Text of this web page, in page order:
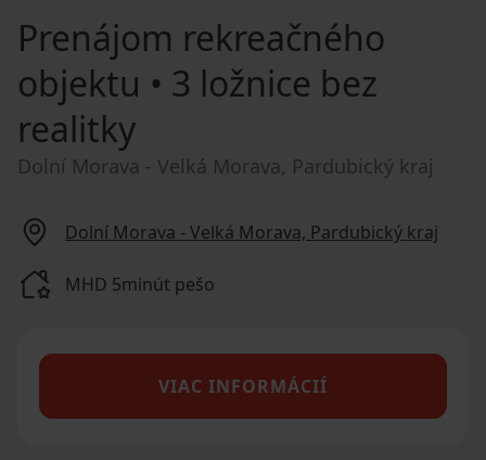
Prenájom rekreačného
objektu • 3 ložnice bez
realitky
Dolní Morava - Velká Morava, Pardubický kraj
Dolní Morava - Velká Morava, Pardubický kraj
MHD 5minút pešo
VIAC INFORMÁCIÍ